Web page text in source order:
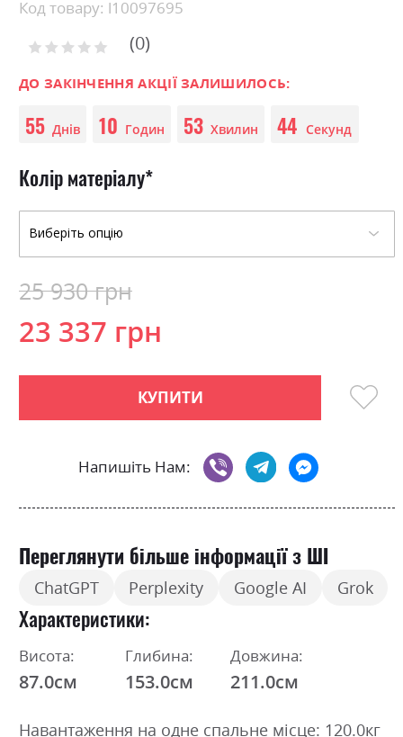
Skip
the
of
images
gallery
Код товару: l10097695
Рейтинг: 0
ДО ЗАКІНЧЕННЯ АКЦІЇ ЗАЛИШИЛОСЬ:
55 Днів 10 Годин 53 Хвилин 44 Секунд
Колір матеріалу
23 337 грн
25 930 грн
КУПИТИ
Напишіть Нам:
Переглянути більше інформації з ШІ
ChatGPT Perplexity Google AI Grok
Характеристики
Висота:
87.0см
Глибина:
153.0см
Довжина:
211.0см
Навантаження на одне спальне місце: 120.0кг